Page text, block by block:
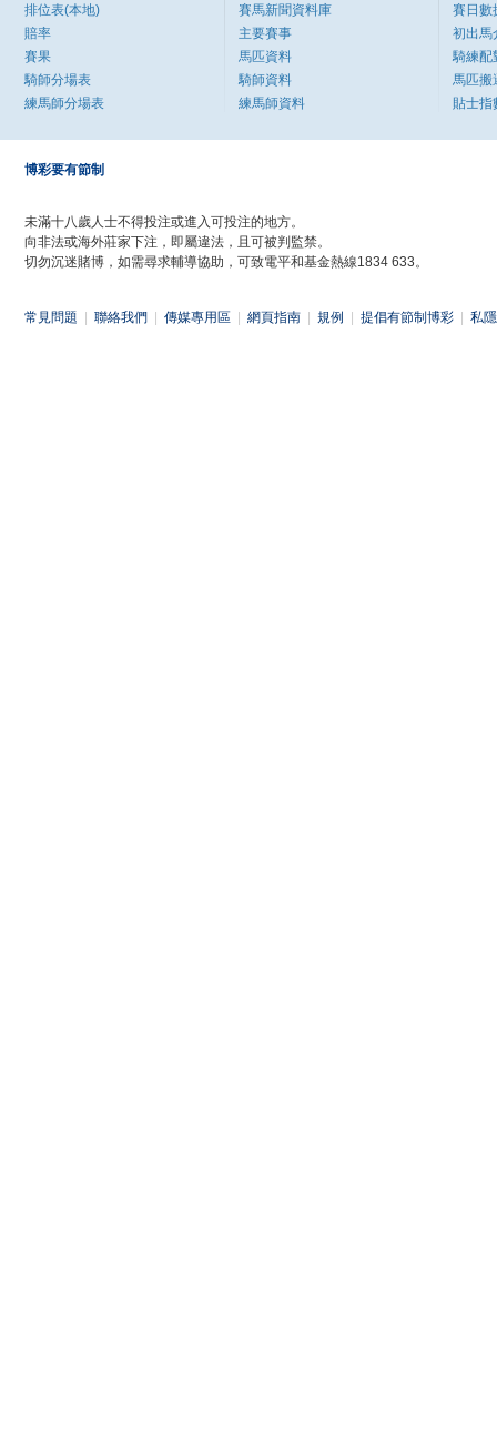
排位表(本地)
賠率
賽果
騎師分場表
練馬師分場表
賽馬新聞資料庫
主要賽事
馬匹資料
騎師資料
練馬師資料
賽日數
初出馬
騎練配
馬匹搬
貼士指
博彩要有節制
未滿十八歲人士不得投注或進入可投注的地方。
向非法或海外莊家下注，即屬違法，且可被判監禁。
切勿沉迷賭博，如需尋求輔導協助，可致電平和基金熱線1834 633。
常見問題 聯絡我們 傳媒專用區 網頁指南 規例 提倡有節制博彩 私